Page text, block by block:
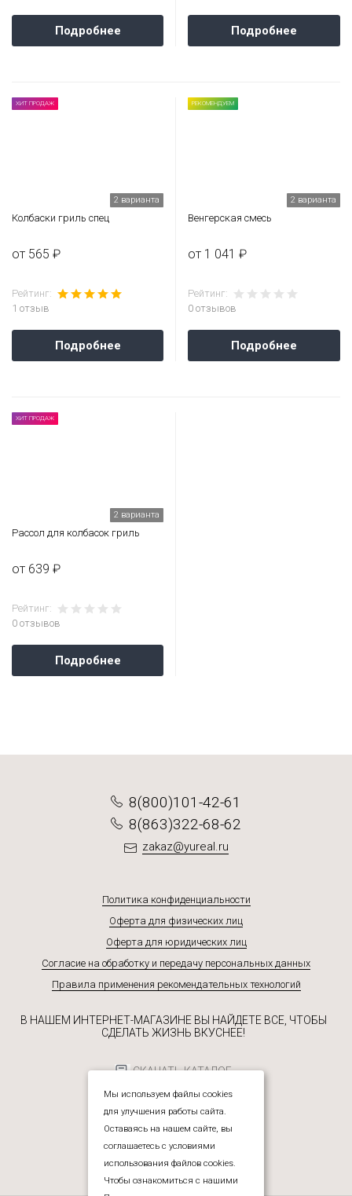
Подробнее Подробнее
ХИТ ПРОДАЖ
2 варианта
Колбаски гриль спец
от 565 ₽
Рейтинг:
1 отзыв
Подробнее
РЕКОМЕНДУЕМ
2 варианта
Венгерская смесь
от 1 041 ₽
Рейтинг:
0 отзывов
Подробнее
ХИТ ПРОДАЖ
2 варианта
Рассол для колбасок гриль
от 639 ₽
Рейтинг:
0 отзывов
Подробнее
8(800)101-42-61
8(863)322-68-62
zakaz@yureal.ru
Политика конфиденциальности
Оферта для физических лиц
Оферта для юридических лиц
Согласие на обработку и передачу персональных данных
Правила применения рекомендательных технологий
В НАШЕМ ИНТЕРНЕТ-МАГАЗИНЕ ВЫ НАЙДЕТЕ ВСЕ, ЧТОБЫ
СДЕЛАТЬ ЖИЗНЬ ВКУСНЕЕ!
СКАЧАТЬ КАТАЛОГ
Мы используем файлы cookies
для улучшения работы сайта.
Оставаясь на нашем сайте, вы
соглашаетесь с условиями
использования файлов cookies.
Чтобы ознакомиться с нашими